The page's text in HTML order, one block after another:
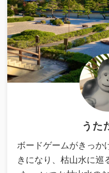
うた
ボードゲームがきっか
きになり、枯山水に巡